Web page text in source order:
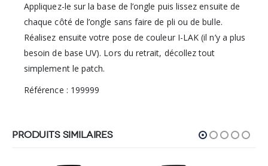
Appliquez-le sur la base de l’ongle puis lissez ensuite de
chaque côté de l’ongle sans faire de pli ou de bulle.
Réalisez ensuite votre pose de couleur I-LAK (il n’y a plus
besoin de base UV). Lors du retrait, décollez tout
simplement le patch.
Référence : 199999
PRODUITS SIMILAIRES